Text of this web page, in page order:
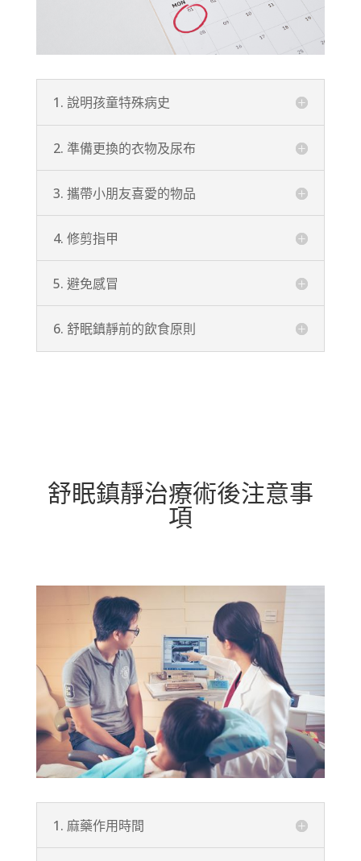
1. 說明孩童特殊病史
2. 準備更換的衣物及尿布
3. 攜帶小朋友喜愛的物品
4. 修剪指甲
5. 避免感冒
6. 舒眠鎮靜前的飲食原則
舒眠鎮靜治療術後注意事
項
1. 麻藥作用時間